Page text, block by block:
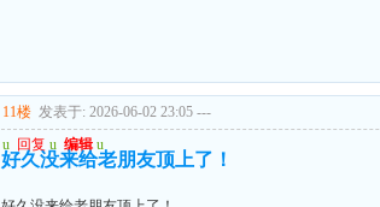
11楼 发表于: 2026-06-02 23:05 ---
u 回复 u 编辑 u
好久没来给老朋友顶上了！